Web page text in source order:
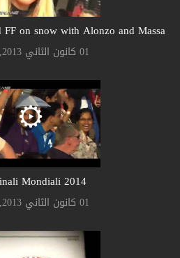
on snow with Alonzo and Massa
01 كانون الثاني 2013, 12:00 ص
Mondiali 2014
01 كانون الثاني 2013, 12:00 ص